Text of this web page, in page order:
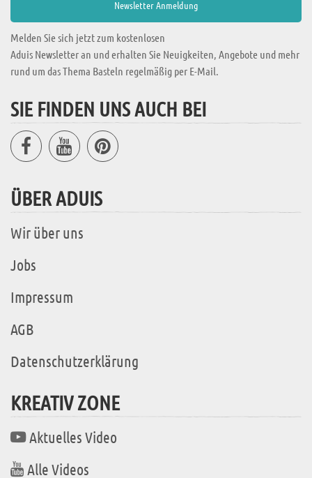
Melden Sie sich jetzt zum kostenlosen
Aduis Newsletter an und erhalten Sie Neuigkeiten, Angebote und mehr
rund um das Thema Basteln regelmäßig per E-Mail.
SIE FINDEN UNS AUCH BEI
ÜBER ADUIS
Wir über uns
Jobs
Impressum
AGB
Datenschutzerklärung
KREATIV ZONE
Aktuelles Video
Alle Videos